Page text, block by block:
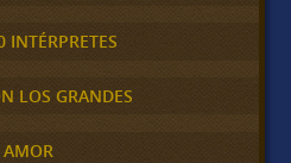
INTÉRPRETES
LOS GRANDES
AMOR